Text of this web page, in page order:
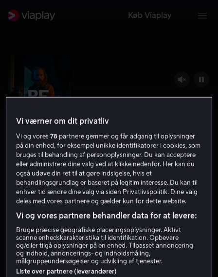
Køb Viaplay
Beck 43 - Et nyt liv
Krimi Thriller 2021 1 t. 28 min
15 år
HD
Lej 59 kr
Køb 89 kr
Se trailer
Vi værner om dit privatliv
Vi og vores78 partnere gemmer og får adgang til oplysninger
på din enhed, for eksempel unikke identifikatorer i cookies, som
bruges til behandling af personoplysninger. Du kan acceptere
eller administrere dine valg ved at klikke nedenfor. Her kan du
også udøve din ret til at gøre indsigelse, hvis et
behandlingsgrundlag er baseret på legitim interesse. Du kan til
enhver tid ændre dine valg via siden Privatlivspolitik. Dine valg
deles med vores partnere og gælder kun for dette website.
Vi og vores partnere behandler data for at levere:
Bruge præcise geografiske placeringsoplysninger. Aktivt
scanne enhedskarakteristika til identifikation. Opbevare
og/eller tilgå oplysninger på en enhed. Tilpasset annoncering
og indhold, annoncerings- og indholdsmåling,
målgruppeundersøgelser og udvikling af tjenester.
Liste over partnere (leverandører)